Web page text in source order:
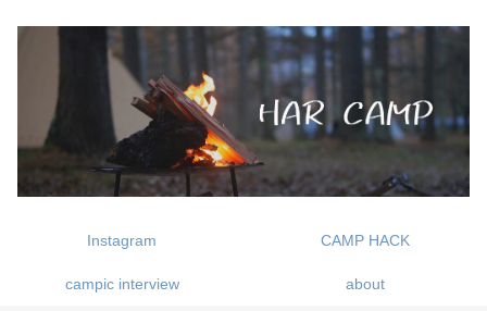
Instagram CAMP HACK
campic interview about